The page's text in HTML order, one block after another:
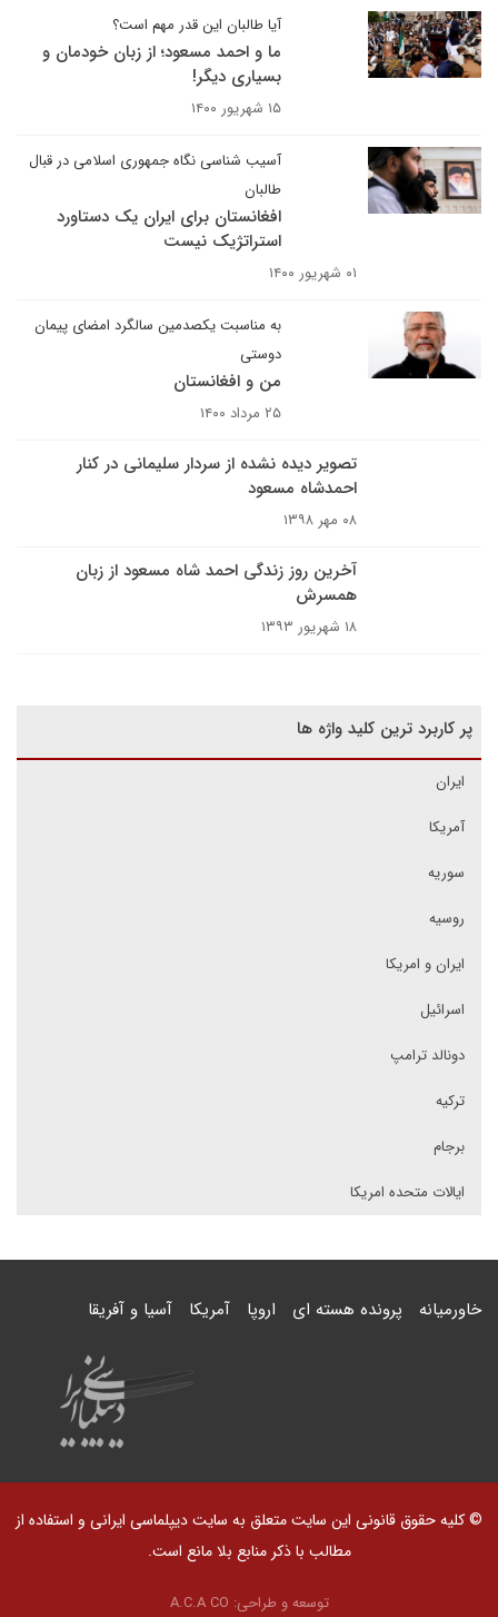
آیا طالبان این قدر مهم است؟
ما و احمد مسعود؛ از زبان خودمان و
بسیاری دیگر!
۱۵ شهریور ۱۴۰۰
آسیب شناسی نگاه جمهوری اسلامی در قبال
طالبان
افغانستان برای ایران یک دستاورد
استراتژیک نیست
۰۱ شهریور ۱۴۰۰
به مناسبت یکصدمین سالگرد امضای پیمان
دوستی
من و افغانستان
۲۵ مرداد ۱۴۰۰
تصویر دیده نشده از سردار سلیمانی در کنار
احمدشاه مسعود
۰۸ مهر ۱۳۹۸
آخرین روز زندگی احمد شاه مسعود از زبان
همسرش
۱۸ شهریور ۱۳۹۳
پر کاربرد ترین کلید واژه ها
ایران
آمریکا
سوریه
روسیه
ایران و امریکا
اسرائیل
دونالد ترامپ
ترکیه
برجام
ایالات متحده امریکا
خاورمیانه پرونده هسته ای اروپا آمریکا آسیا و آفریقا
© کلیه حقوق قانونی این سایت متعلق به سایت دیپلماسی ایرانی و استفاده از
مطالب با ذکر منابع بلا مانع است.
توسعه و طراحی: A.C.A CO